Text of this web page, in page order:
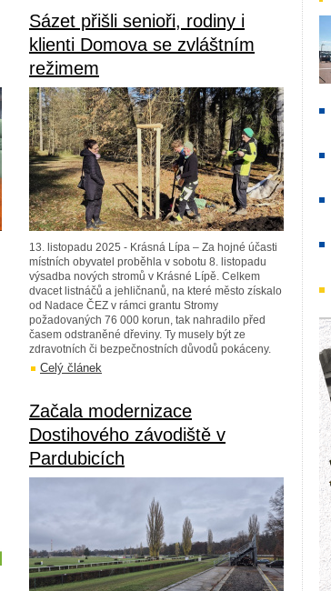
Sázet přišli senioři, rodiny i
klienti Domova se zvláštním
režimem
13. listopadu 2025 - Krásná Lípa – Za hojné účasti
místních obyvatel proběhla v sobotu 8. listopadu
výsadba nových stromů v Krásné Lípě. Celkem
dvacet listnáčů a jehličnanů, na které město získalo
od Nadace ČEZ v rámci grantu Stromy
požadovaných 76 000 korun, tak nahradilo před
časem odstraněné dřeviny. Ty musely být ze
zdravotních či bezpečnostních důvodů pokáceny.
Celý článek
Začala modernizace
Dostihového závodiště v
Pardubicích